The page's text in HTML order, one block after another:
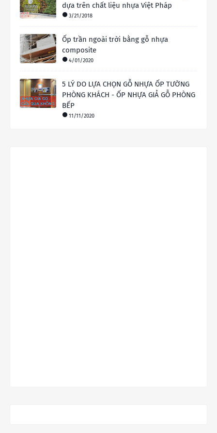
dựa trên chất liệu nhựa Việt Pháp
3/21/2018
Ốp trần ngoài trời bằng gỗ nhựa
composite
4/01/2020
5 LÝ DO LỰA CHỌN GỖ NHỰA ỐP TƯỜNG
PHÒNG KHÁCH - ỐP NHỰA GIẢ GỖ PHÒNG
BẾP
11/11/2020